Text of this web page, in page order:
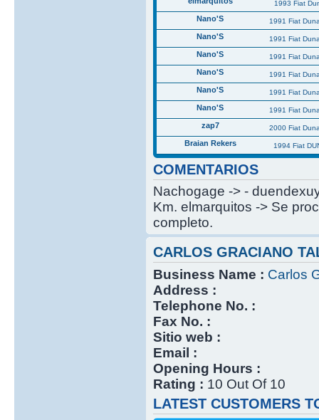
1993 Fiat
Nano'S 1991 Fiat
Nano'S 1991 Fiat
Nano'S 1991 Fiat
Nano'S 1991 Fiat
Nano'S 1991 Fiat
Nano'S 1991 Fiat
zap7 2000 Fiat
Braian Rekers 1994 Fiat
COMENTARIOS
Nachogage -> -
Km. elmarquitos -> Se
completo.
CARLOS GRACIANO
Business Name : Carlos
Address :
Telephone No. :
Fax No. :
Sitio web :
Email :
Opening Hours :
Rating : 10 Out Of 10
LATEST CUSTOMERS